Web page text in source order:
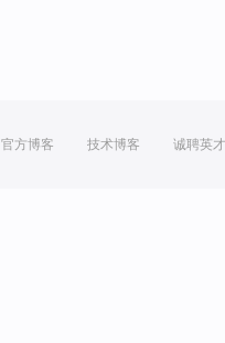
官方博客 技术博客 诚聘英才